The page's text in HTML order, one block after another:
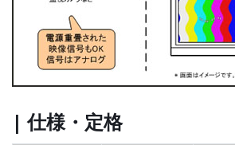
| 仕様・定格